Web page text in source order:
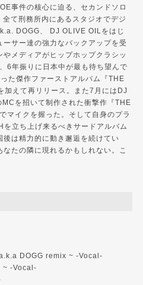
事件の核心に迫る、セカンドソロ
て刑務所内にあるスタジオでデジ
DOGG、 DJ OLIVE OILをはじ
サー達の強力なバックアップを受
メディアがヒップホップクラシッ
6年振りに日本中が最も待ち望んで
た傑作ファーストアルバム『THE
加えて再リリース。また7月にはDJ
を招いて制作された衝撃作『THE
マイクを握った。そして自身のプラ
立ち上げ来るべきサードアルバム
は精力的に動き邂逅を続けてい
たの隣に現れるかもしれない。こ
DOGG remix ~ -Vocal-
~ -Vocal-